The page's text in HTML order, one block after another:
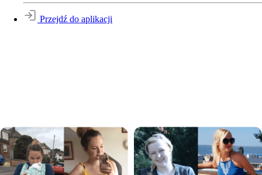
Przejdź do aplikacji